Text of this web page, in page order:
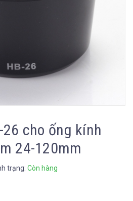
26 cho ống kính
24-120mm
trạng: Còn hàng